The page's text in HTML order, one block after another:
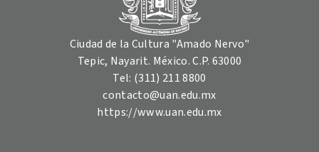
Ciudad de la Cultura "Amado Nervo"
Tepic, Nayarit. México. C.P. 63000
Tel: (311) 211 8800
contacto@uan.edu.mx
https://www.uan.edu.mx